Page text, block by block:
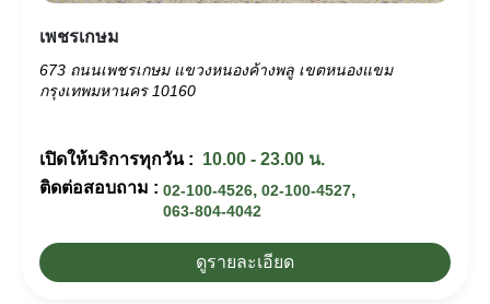
เพชรเกษม
673 ถนนเพชรเกษม แขวงหนองค้างพลู เขตหนองแขม
กรุงเทพมหานคร 10160
เปิดให้บริการทุกวัน : 10.00 - 23.00 น.
ติดต่อสอบถาม : 02-100-4526, 02-100-4527,
063-804-4042
ดูรายละเอียด